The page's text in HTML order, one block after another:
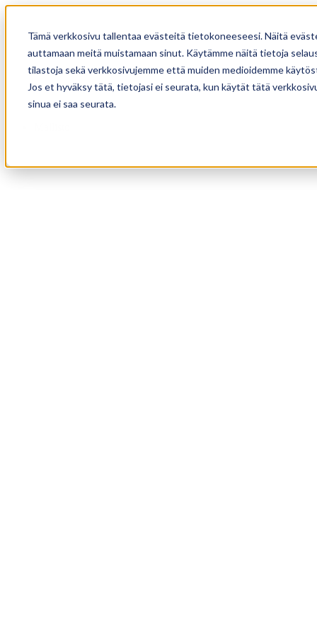
Tämä verkkosivu tallentaa evästeitä tietokoneeseesi. Näitä
auttamaan meitä muistamaan sinut. Käytämme näitä tietoja
tilastoja sekä verkkosivujemme että muiden medioidemme
Jos et hyväksy tätä, tietojasi ei seurata, kun käytät tätä
sinua ei saa seurata.